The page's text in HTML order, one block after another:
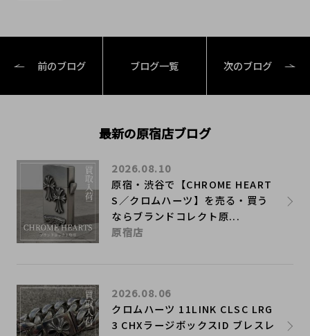
前のブログ ブログ一覧 次のブログ
最新の原宿店ブログ
原宿・渋谷で【CHROME HEART
S／クロムハーツ】を売る・買う
ならブランドコレクト原...
2026.08.10
原宿店
クロムハーツ 11LINK CLSC LRG
3 CHXラージボックスID ブレスレ
2026.08.06